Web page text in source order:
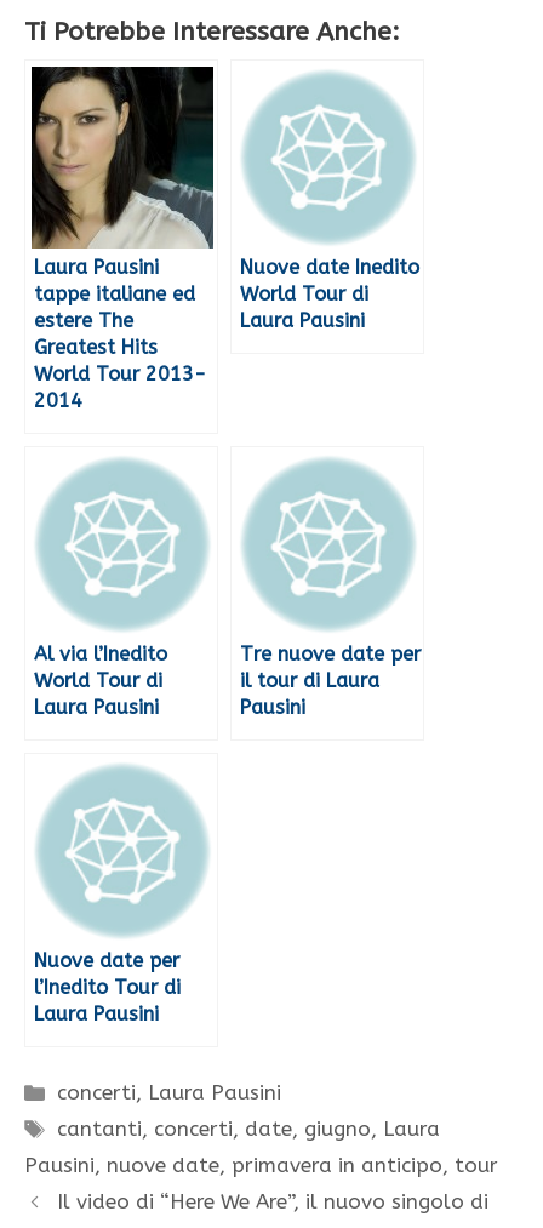
Ti Potrebbe Interessare Anche:
Laura Pausini
tappe italiane ed
estere The
Greatest Hits
World Tour 2013-
2014
Nuove date Inedito
World Tour di
Laura Pausini
Al via l’Inedito
World Tour di
Laura Pausini
Tre nuove date per
il tour di Laura
Pausini
Nuove date per
l’Inedito Tour di
Laura Pausini
Categorie
concerti, Laura Pausini
Tag
cantanti, concerti, date, giugno, Laura
Pausini, nuove date, primavera in anticipo, tour
Il video di “Here We Are”, il nuovo singolo di